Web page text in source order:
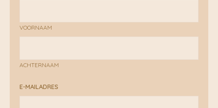
VOORNAAM
ACHTERNAAM
E-MAILADRES